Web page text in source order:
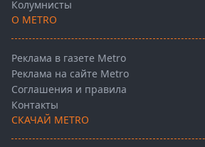
Колумнисты
О METRO
Реклама в газете Metro
Реклама на сайте Metro
Соглашения и правила
Контакты
СКАЧАЙ METRO